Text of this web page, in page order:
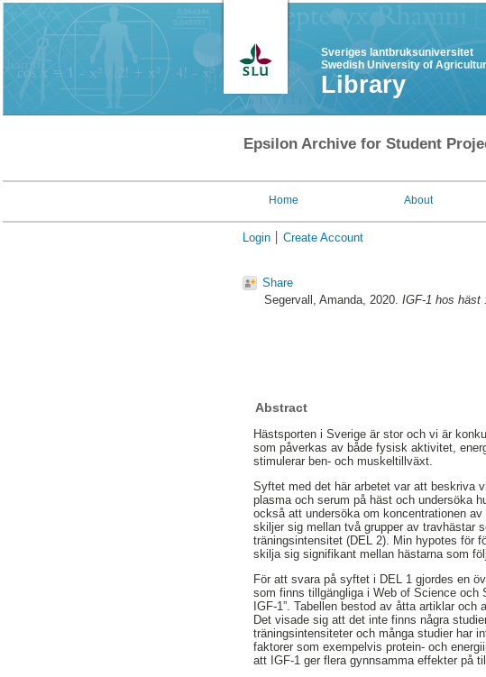
Sveriges lantbruksuniversitet
Swedish University of
Library
Epsilon Archive for Student
Home About
Login Create Account
Share
Segervall, Amanda, 2020. IGF-1 hos häst
Abstract
Hästsporten i Sverige är stor och vi är
som påverkas av både fysisk aktivitet,
stimulerar ben- och muskeltillväxt.
Syftet med det här arbetet var att beskriva
plasma och serum på häst och undersöka
också att undersöka om koncentrationen
skiljer sig mellan två grupper av travhästar
träningsintensitet (DEL 2). Min hypotes för
skilja sig signifikant mellan hästarna som
För att svara på syftet i DEL 1 gjordes en
som finns tillgängliga i Web of Science och
IGF-1”. Tabellen bestod av åtta artiklar och
Det visade sig att det inte finns några
träningsintensiteter och många studier har
faktorer som exempelvis protein- och
att IGF-1 ger flera gynnsamma effekter på